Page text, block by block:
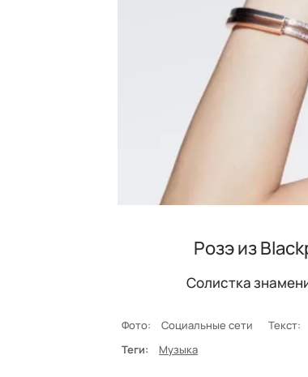
Розэ из
Солистка
Фото: Социальные сети Текст:
Теги:
Музыка